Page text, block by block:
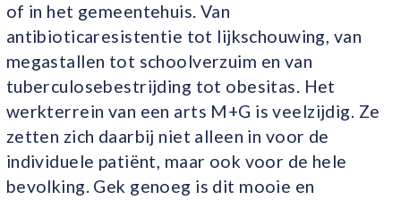
of in het gemeentehuis. Van
antibioticaresistentie tot lijkschouwing, van
megastallen tot schoolverzuim en van
tuberculosebestrijding tot obesitas. Het
werkterrein van een arts M+G is veelzijdig. Ze
zetten zich daarbij niet alleen in voor de
individuele patiënt, maar ook voor de hele
bevolking. Gek genoeg is dit mooie en